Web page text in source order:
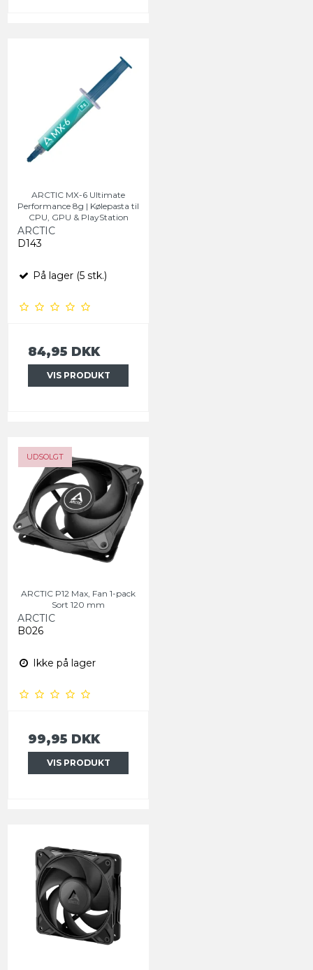
ARCTIC MX-6 Ultimate
Performance 8g | Kølepasta til
CPU, GPU & PlayStation
ARCTIC
D143
På lager (5 stk.)
84,95 DKK
VIS PRODUKT
UDSOLGT
ARCTIC P12 Max, Fan 1-pack
Sort 120 mm
ARCTIC
B026
Ikke på lager
99,95 DKK
VIS PRODUKT